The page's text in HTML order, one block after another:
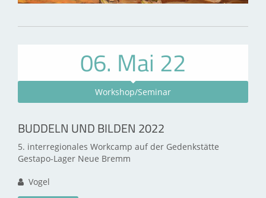
06. Mai 22
Workshop/Seminar
BUDDELN UND BILDEN 2022
5. interregionales Workcamp auf der Gedenkstätte
Gestapo-Lager Neue Bremm
Vogel